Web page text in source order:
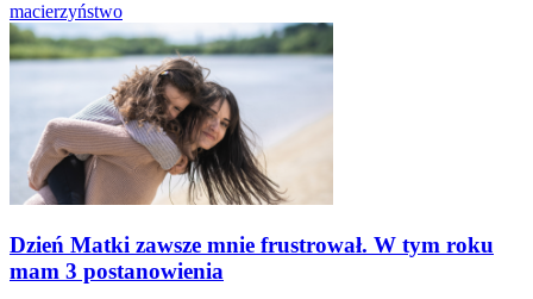
macierzyństwo
Dzień Matki zawsze mnie frustrował. W tym roku
mam 3 postanowienia